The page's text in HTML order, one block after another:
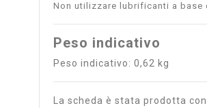
Non utilizzare lubrificanti a base
Peso indicativo
Peso indicativo: 0,62 kg
La scheda è stata prodotta